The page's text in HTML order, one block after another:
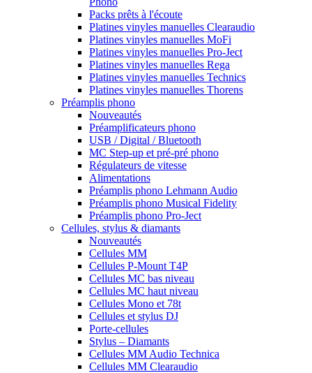
Packs prêts à l'écoute
Platines vinyles manuelles Clearaudio
Platines vinyles manuelles MoFi
Platines vinyles manuelles Pro-Ject
Platines vinyles manuelles Rega
Platines vinyles manuelles Technics
Platines vinyles manuelles Thorens
Préamplis phono
Nouveautés
Préamplificateurs phono
USB / Digital / Bluetooth
MC Step-up et pré-pré phono
Régulateurs de vitesse
Alimentations
Préamplis phono Lehmann Audio
Préamplis phono Musical Fidelity
Préamplis phono Pro-Ject
Cellules, stylus & diamants
Nouveautés
Cellules MM
Cellules P-Mount T4P
Cellules MC bas niveau
Cellules MC haut niveau
Cellules Mono et 78t
Cellules et stylus DJ
Porte-cellules
Stylus – Diamants
Cellules MM Audio Technica
Cellules MM Clearaudio